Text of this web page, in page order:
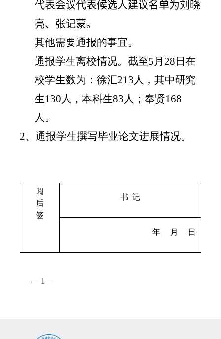
代表会议代表候选人建议名单为刘晓
亮、张记蒙。
其他需要通报的事宜。
通报学生离校情况。截至5 月 28 日在
校学生数为：徐汇213 人，其中研究
生130 人，本科生83 人；奉贤168
人。
2、通报学生撰写毕业论文进展情况。
阅
后
签
书 记
年 月 日
— 1 —